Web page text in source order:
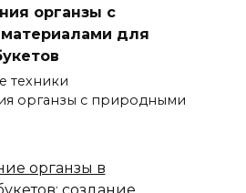
органзы с
для
техники
органзы с природными